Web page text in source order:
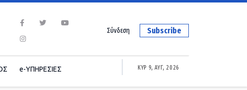
Subscribe
Σύνδεση
e-ΥΠΗΡΕΣΙΕΣ ΚΥΡ 9, ΑΥΓ, 2026